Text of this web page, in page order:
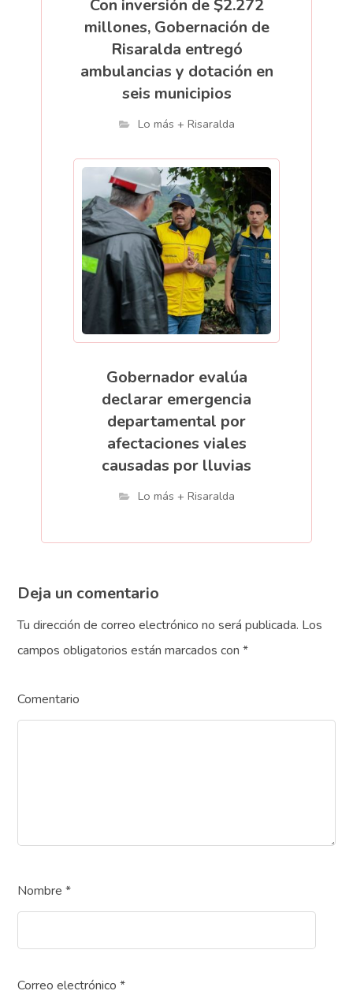
Con inversión de $2.272
millones, Gobernación de
Risaralda entregó
ambulancias y dotación en
seis municipios
Lo más + Risaralda
Gobernador evalúa
declarar emergencia
departamental por
afectaciones viales
causadas por lluvias
Lo más + Risaralda
Deja un comentario
Tu dirección de correo electrónico no será publicada. Los
campos obligatorios están marcados con*
Comentario
Nombre*
Correo electrónico*